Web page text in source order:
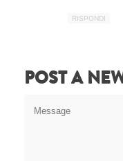
RISPONDI
POST A